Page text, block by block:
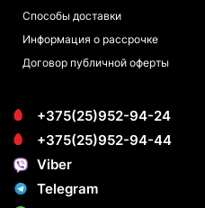
Способы доставки
Информация о рассрочке
Договор публичной оферты
+375(25)952-94-24
+375(25)952-94-44
Viber
Telegram